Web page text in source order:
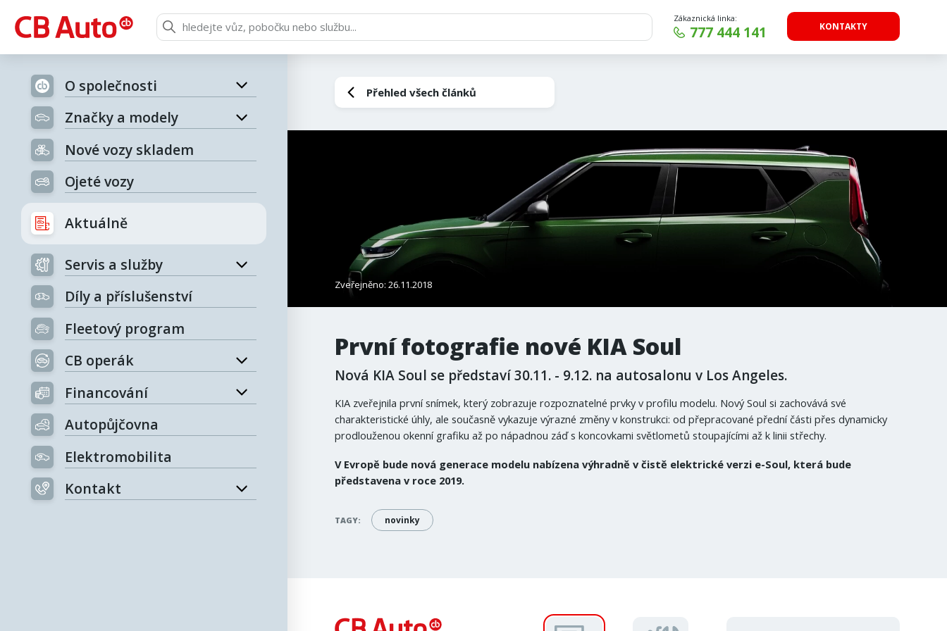
Zákaznická linka:
777 444 141 KONTAKTY
O společnosti
Značky a modely
Nové vozy skladem
Ojeté vozy
Aktuálně
Servis a služby
Díly a příslušenství
Fleetový program
CB operák
Financování
Autopůjčovna
Elektromobilita
Kontakt
Přehled všech článků
Zveřejněno: 26.11.2018
První fotografie nové KIA Soul
Nová KIA Soul se představí 30.11. - 9.12. na autosalonu v Los Angeles.
KIA zveřejnila první snímek, který zobrazuje rozpoznatelné prvky v profilu modelu. Nový Soul si zachovává své
charakteristické úhly, ale současně vykazuje výrazné změny v konstrukci: od přepracované přední části přes dynamicky
prodlouženou okenní grafiku až po nápadnou záď s koncovkami světlometů stoupajícími až k linii střechy.
V Evropě bude nová generace modelu nabízena výhradně v čistě elektrické verzi e-Soul, která bude
představena v roce 2019.
TAGY: novinky